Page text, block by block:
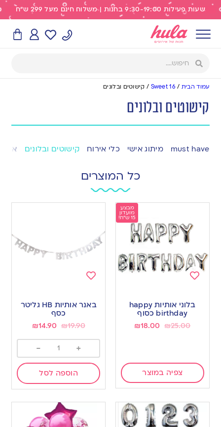
שעות פעילות 9:30-19:00 בחנות | משלוח חינם מעל 299 ש"ח
עמוד הבית /
Sweet 16
/ קישוטים ובלונים
קישוטים ובלונים
must have מיתוג אישי כלי אירוח קישוטים ובלונים
כל המוצרים
מבצע
מועדון
15 ש"ח!
wishlist
בלוני אותיות happy
birthday כסוף
₪25.00
₪18.00
צפיה במוצר
to
באנר אותיות HB גליטר
כסף
₪19.90
₪14.90
+
-
הוספה לסל